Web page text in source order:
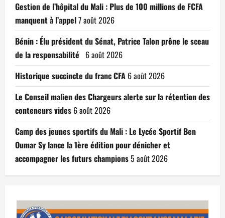
Gestion de l’hôpital du Mali : Plus de 100 millions de FCFA
manquent à l’appel7 août 2026
Bénin : Élu président du Sénat, Patrice Talon prône le sceau
de la responsabilité 6 août 2026
Historique succincte du franc CFA 6 août 2026
Le Conseil malien des Chargeurs alerte sur la rétention des
conteneurs vides 6 août 2026
Camp des jeunes sportifs du Mali : Le Lycée Sportif Ben
Oumar Sy lance la 1ère édition pour dénicher et
accompagner les futurs champions5 août 2026